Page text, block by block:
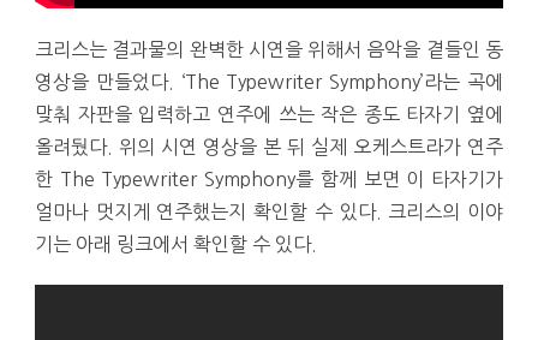
크리스는 결과물의 완벽한 시연을 위해서 음악을 곁들인 동
영상을 만들었다. ‘The Typewriter Symphony’라는 곡에
맞춰 자판을 입력하고 연주에 쓰는 작은 종도 타자기 옆에
올려뒀다. 위의 시연 영상을 본 뒤 실제 오케스트라가 연주
한 The Typewriter Symphony를 함께 보면 이 타자기가
얼마나 멋지게 연주했는지 확인할 수 있다. 크리스의 이야
기는 아래 링크에서 확인할 수 있다.